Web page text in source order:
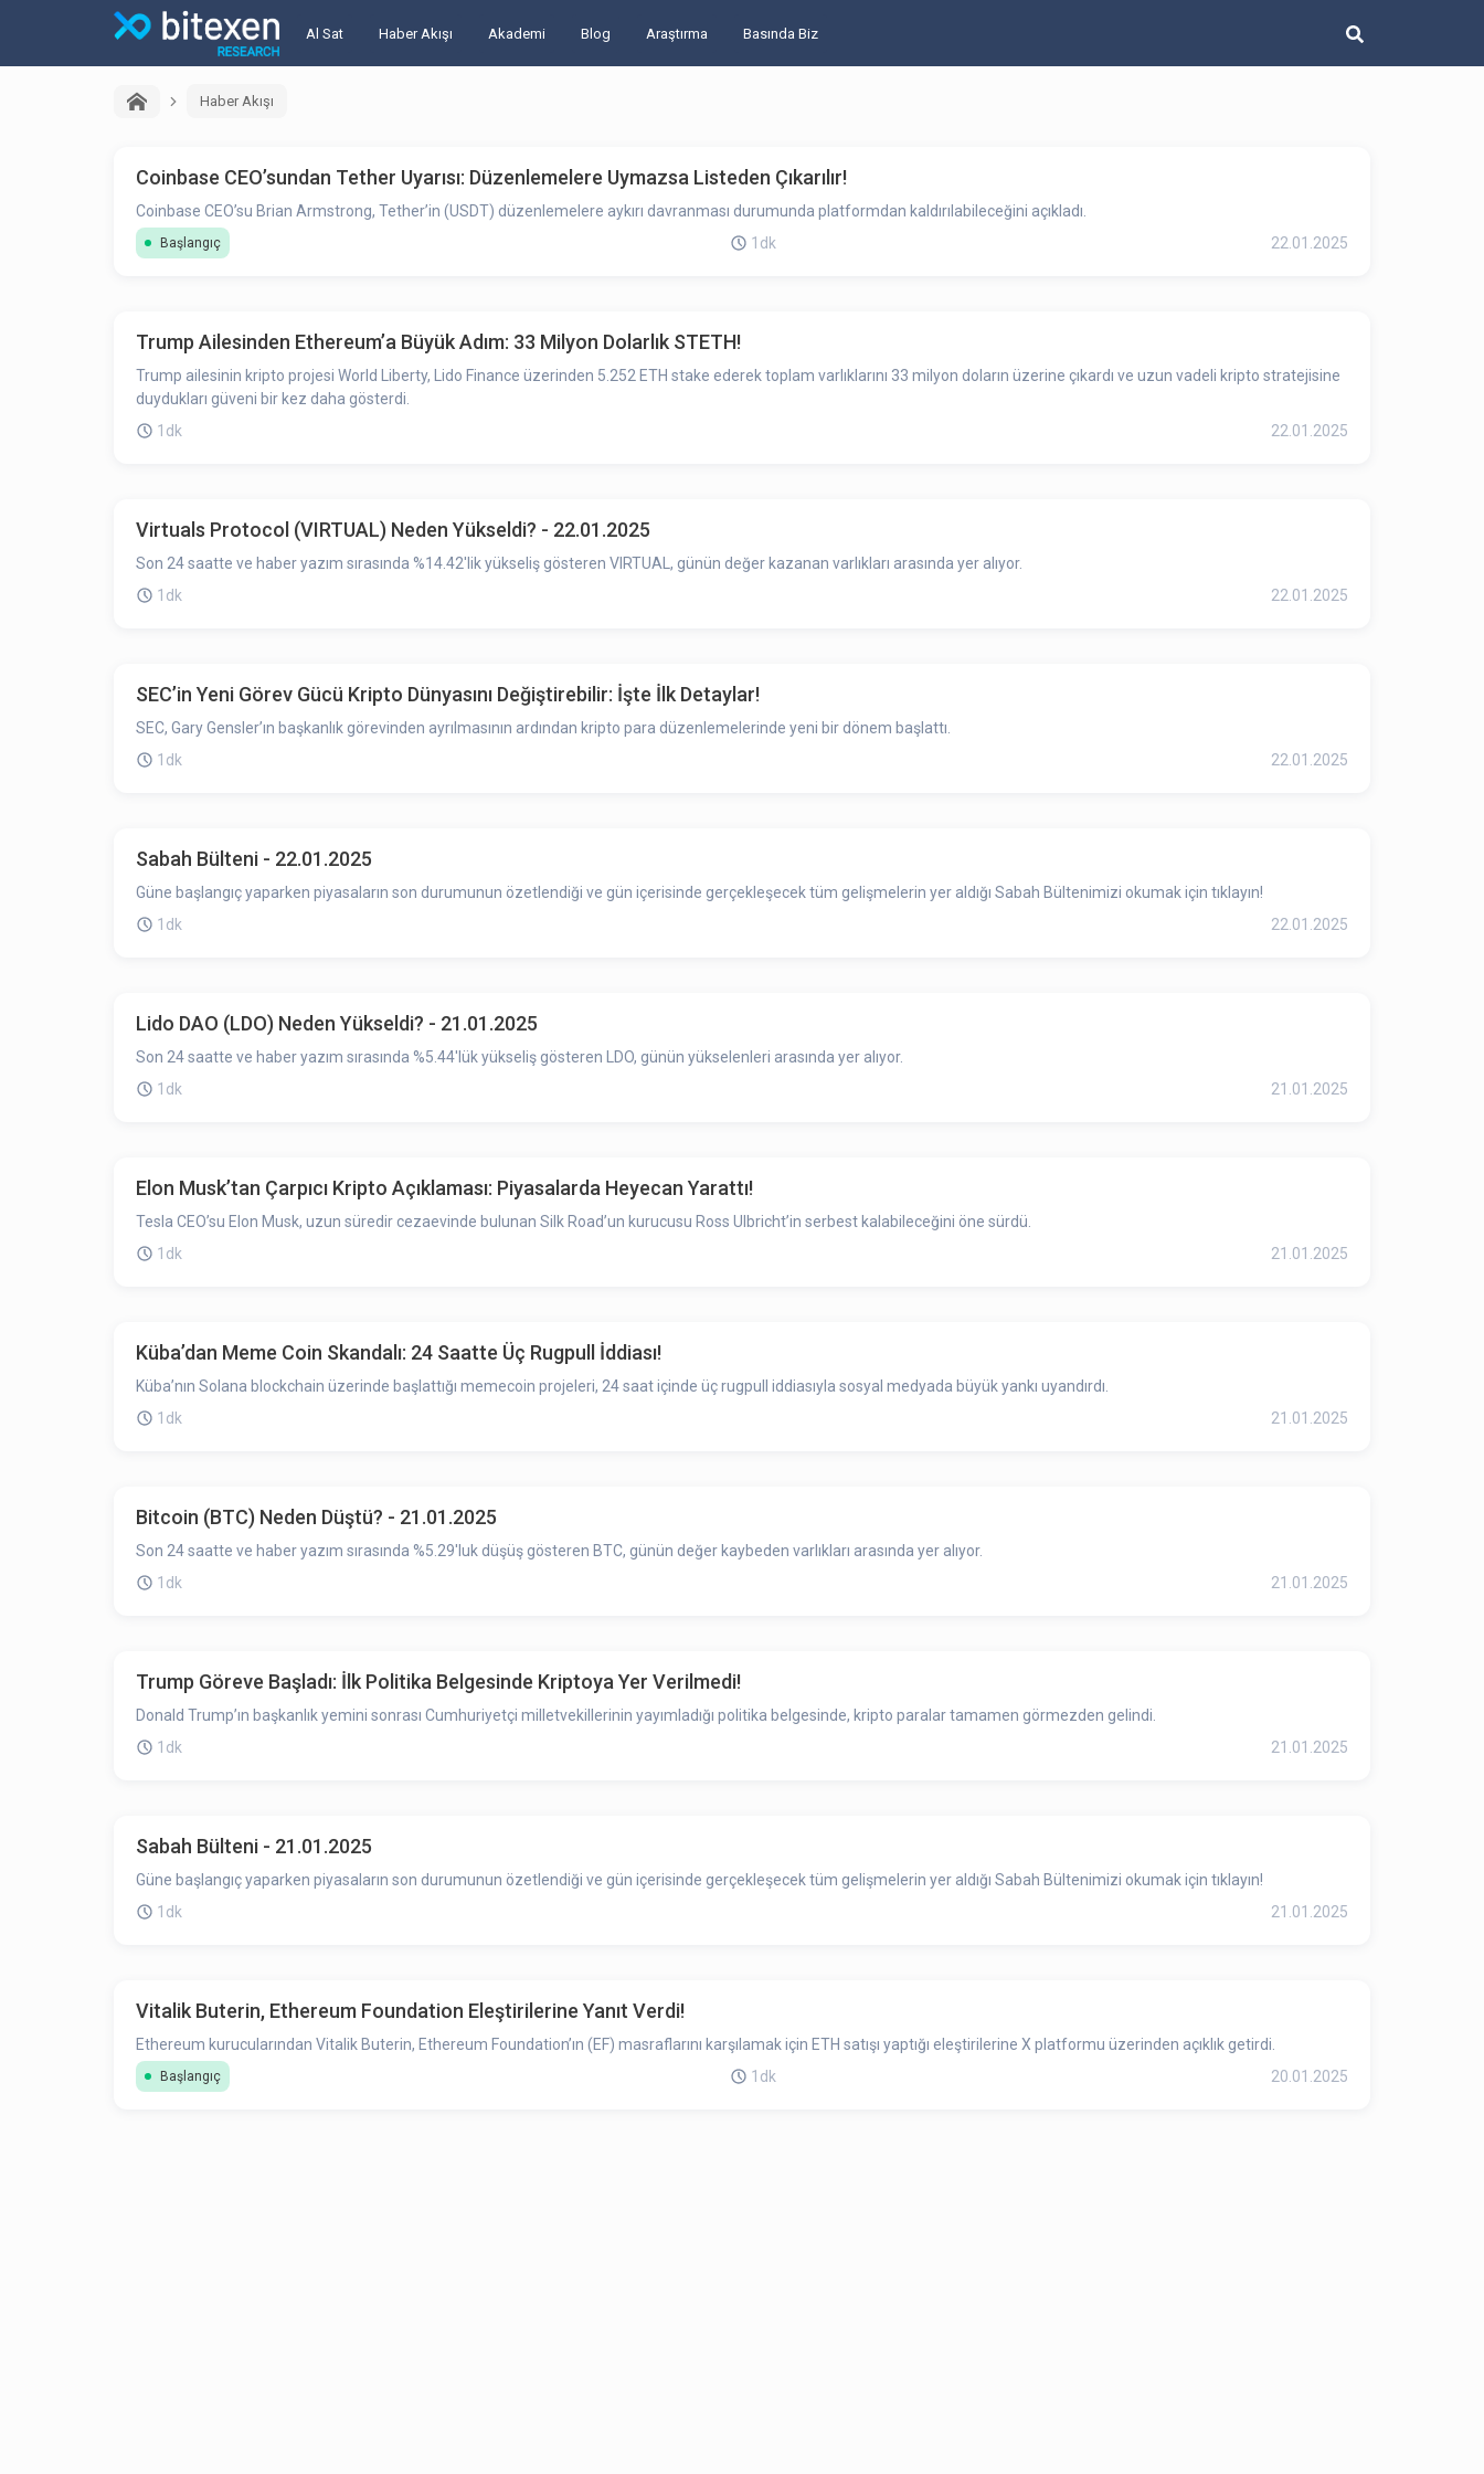
Al Sat Haber Akışı Akademi Blog Araştırma Basında Biz
Haber Akışı
Coinbase CEO’sundan Tether Uyarısı: Düzenlemelere Uymazsa Listeden Çıkarılır!
Coinbase CEO’su Brian Armstrong, Tether’in (USDT) düzenlemelere aykırı davranması durumunda platformdan kaldırılabileceğini açıkladı.
Başlangıç 1dk 22.01.2025
Trump Ailesinden Ethereum’a Büyük Adım: 33 Milyon Dolarlık STETH!
Trump ailesinin kripto projesi World Liberty, Lido Finance üzerinden 5.252 ETH stake ederek toplam varlıklarını 33 milyon doların üzerine çıkardı ve uzun vadeli kripto stratejisine
duydukları güveni bir kez daha gösterdi.
1dk
22.01.2025
Virtuals Protocol (VIRTUAL) Neden Yükseldi? - 22.01.2025
Son 24 saatte ve haber yazım sırasında %14.42'lik yükseliş gösteren VIRTUAL, günün değer kazanan varlıkları arasında yer alıyor.
1dk
22.01.2025
SEC’in Yeni Görev Gücü Kripto Dünyasını Değiştirebilir: İşte İlk Detaylar!
SEC, Gary Gensler’ın başkanlık görevinden ayrılmasının ardından kripto para düzenlemelerinde yeni bir dönem başlattı.
1dk
22.01.2025
Sabah Bülteni - 22.01.2025
Güne başlangıç yaparken piyasaların son durumunun özetlendiği ve gün içerisinde gerçekleşecek tüm gelişmelerin yer aldığı Sabah Bültenimizi okumak için tıklayın!
1dk
22.01.2025
Lido DAO (LDO) Neden Yükseldi? - 21.01.2025
Son 24 saatte ve haber yazım sırasında %5.44'lük yükseliş gösteren LDO, günün yükselenleri arasında yer alıyor.
1dk
21.01.2025
Elon Musk’tan Çarpıcı Kripto Açıklaması: Piyasalarda Heyecan Yarattı!
Tesla CEO’su Elon Musk, uzun süredir cezaevinde bulunan Silk Road’un kurucusu Ross Ulbricht’in serbest kalabileceğini öne sürdü.
1dk
21.01.2025
Küba’dan Meme Coin Skandalı: 24 Saatte Üç Rugpull İddiası!
Küba’nın Solana blockchain üzerinde başlattığı memecoin projeleri, 24 saat içinde üç rugpull iddiasıyla sosyal medyada büyük yankı uyandırdı.
1dk
21.01.2025
Bitcoin (BTC) Neden Düştü? - 21.01.2025
Son 24 saatte ve haber yazım sırasında %5.29'luk düşüş gösteren BTC, günün değer kaybeden varlıkları arasında yer alıyor.
1dk
21.01.2025
Trump Göreve Başladı: İlk Politika Belgesinde Kriptoya Yer Verilmedi!
Donald Trump’ın başkanlık yemini sonrası Cumhuriyetçi milletvekillerinin yayımladığı politika belgesinde, kripto paralar tamamen görmezden gelindi.
1dk
21.01.2025
Sabah Bülteni - 21.01.2025
Güne başlangıç yaparken piyasaların son durumunun özetlendiği ve gün içerisinde gerçekleşecek tüm gelişmelerin yer aldığı Sabah Bültenimizi okumak için tıklayın!
1dk
21.01.2025
Vitalik Buterin, Ethereum Foundation Eleştirilerine Yanıt Verdi!
Ethereum kurucularından Vitalik Buterin, Ethereum Foundation’ın (EF) masraflarını karşılamak için ETH satışı yaptığı eleştirilerine X platformu üzerinden açıklık getirdi.
Başlangıç 1dk 20.01.2025